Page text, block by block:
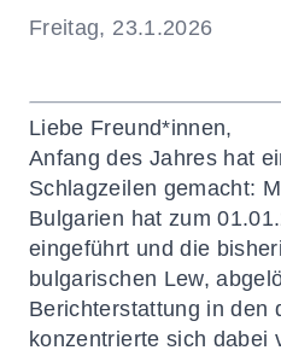
Freitag, 23.1.2026
Liebe Freund*innen,
Anfang des Jahres hat
Schlagzeilen gemacht:
Bulgarien hat zum
eingeführt und die
bulgarischen Lew,
Berichterstattung in den
konzentrierte sich dabei